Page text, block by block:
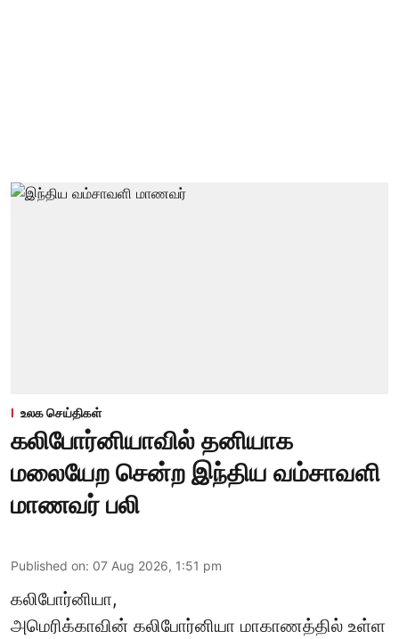
உலக செய்திகள்
கலிபோர்னியாவில் தனியாக
மலையேற சென்ற இந்திய வம்சாவளி
மாணவர் பலி
Published on: 07 Aug 2026, 1:51 pm
கலிபோர்னியா,
அமெரிக்காவின் கலிபோர்னியா மாகாணத்தில் உள்ள